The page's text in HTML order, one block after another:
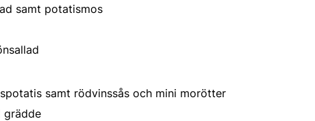
samt potatismos
samt rödvinssås och mini morötter
grädde